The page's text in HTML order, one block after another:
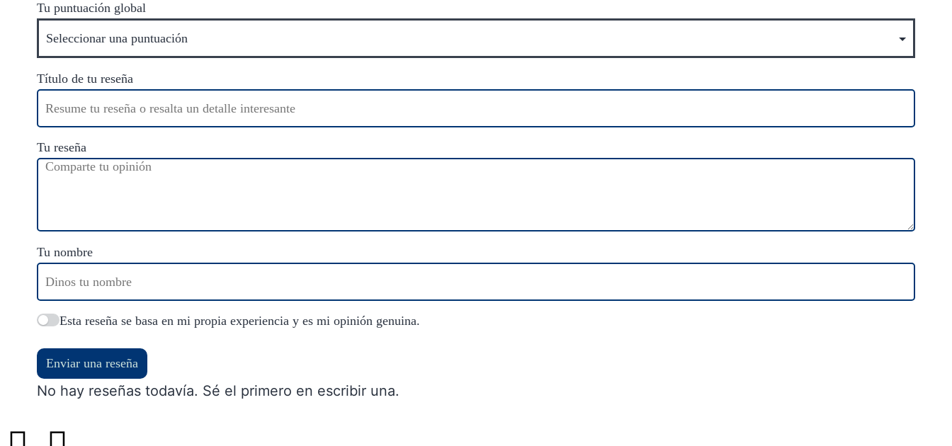
Tu puntuación global
Título de tu reseña
Tu reseña
Tu nombre
Esta reseña se basa en mi propia experiencia y es mi opinión genuina.
Enviar una reseña
No hay reseñas todavía. Sé el primero en escribir una.